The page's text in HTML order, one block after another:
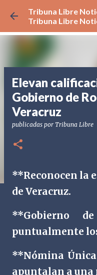
Ir al
Tribuna Libre
Tribuna Libre
Elevan
Gobierno de
Veracruz
publicadas por Tribuna Libre
**Reconocen la
de Veracruz.
**Gobierno
puntualmente
**Nómina
apuntalan a una